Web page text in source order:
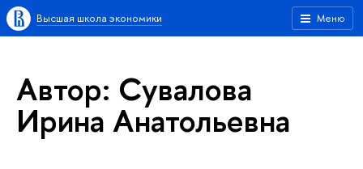
Меню
Высшая школа экономики
Автор: Сувалова
Ирина Анатольевна